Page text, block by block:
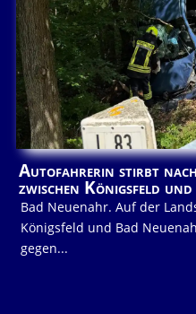
Autofahrerin stirbt
zwischen Königsfeld
Bad Neuenahr. Auf der
Königsfeld und Bad
gegen...